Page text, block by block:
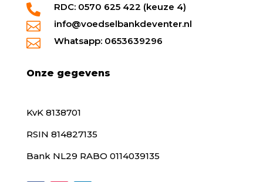
 RDC: 0570 625 422 (keuze 4)
 info@voedselbankdeventer.nl
 Whatsapp: 0653639296
Onze gegevens
KvK 8138701
RSIN 814827135
Bank NL29 RABO 0114039135